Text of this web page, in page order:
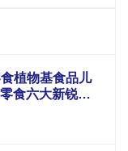
植物基食品儿
食六大新锐板